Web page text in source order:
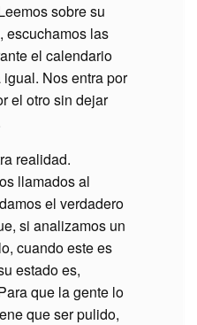
sobre su
escuchamos las
el calendario
Nos entra por
el otro sin dejar
realidad.
llamados al
el verdadero
si analizamos un
cuando este es
estado es,
que la gente lo
que ser pulido,